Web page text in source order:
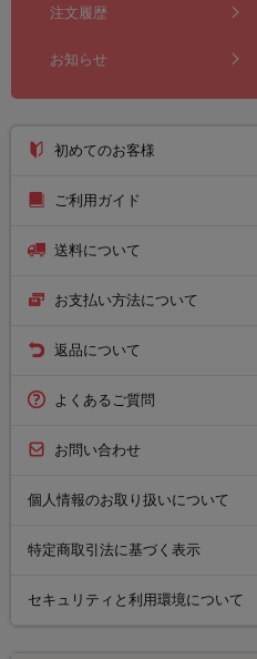
注文履歴
お知らせ
初めてのお客様
ご利用ガイド
送料について
お支払い方法について
返品について
よくあるご質問
お問い合わせ
個人情報のお取り扱いについて
特定商取引法に基づく表示
セキュリティと利用環境について